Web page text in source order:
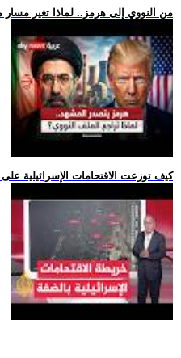
.. من النووي إلى هرمز.. لماذا تغير
.. كيف توزعت الاقتحامات الإسرائيلية